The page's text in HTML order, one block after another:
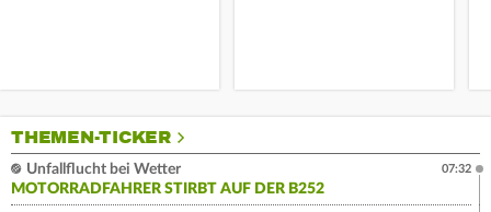
THEMEN-TICKER
Unfallflucht bei Wetter
MOTORRADFAHRER STIRBT AUF DER B252
07:32